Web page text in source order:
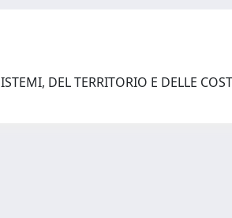
DEL TERRITORIO E DELLE